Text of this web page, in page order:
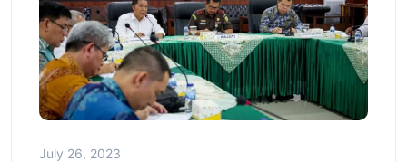
July 26, 2023